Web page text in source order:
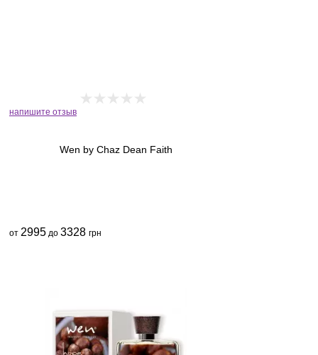
напишите отзыв
Wen by Chaz Dean Faith
от 2995 до 3328 грн